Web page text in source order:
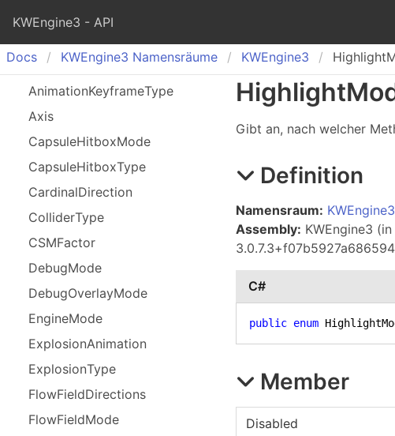
KWEngine3 - API
Docs KWEngine3 Namensräume KWEngine3
AnimationKeyframeType
Axis
CapsuleHitboxMode
CapsuleHitboxType
CardinalDirection
ColliderType
CSMFactor
DebugMode
DebugOverlayMode
EngineMode
ExplosionAnimation
ExplosionType
FlowFieldDirections
FlowFieldMode
Highlight
Gibt an, nach welcher
Definition
Namensraum: KWEngine3
Assembly: KWEngine3
C#
public enum
Member
Disabled